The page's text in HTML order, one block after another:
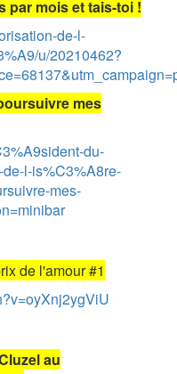
par mois et tais-toi !
de-l-
u/20210462?
mes
du-
l-is%C3%A8re-
mes-
de l'amour #1
au